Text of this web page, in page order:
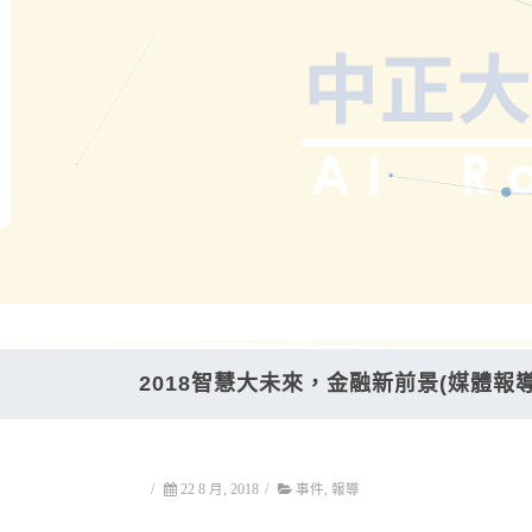
2018智慧大未來，金融新前景(媒體報
/ 22 8 月, 2018 / 事件 報導